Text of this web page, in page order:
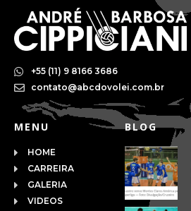
+55 (11) 9 8166 3686
contato@abcdovolei.com.br
MENU
HOME
CARREIRA
GALERIA
VIDEOS
BLOG